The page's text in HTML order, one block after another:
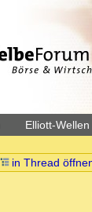
Elliott-Wellen
in Thread